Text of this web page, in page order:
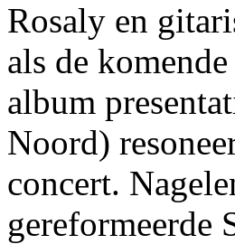
Rosaly en
als de
album
Noord)
concert.
gereformeerde